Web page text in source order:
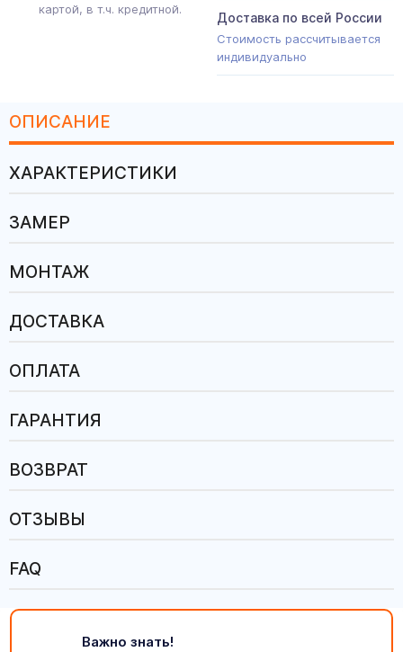
картой, в т.ч. кредитной.
Доставка по всей России
Стоимость рассчитывается
индивидуально
ОПИСАНИЕ
ХАРАКТЕРИСТИКИ
ЗАМЕР
МОНТАЖ
ДОСТАВКА
ОПЛАТА
ГАРАНТИЯ
ВОЗВРАТ
ОТЗЫВЫ
FAQ
Важно знать!